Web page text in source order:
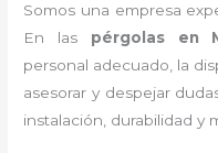
Somos una empresa
En las pérgolasen
personal adecuado, la
asesorar y despejar
instalación, durabilidad y